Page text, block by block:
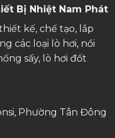
Bị Nhiệt Nam Phát
kế, chế tạo, lắp
các loại lò hơi, nồi
sấy, lò hơi đốt
Phường Tân Đông